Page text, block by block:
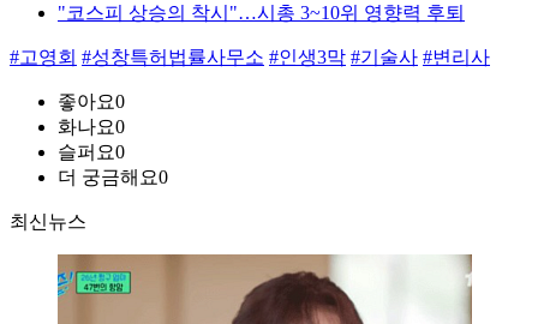
"코스피 상승의 착시"…시총 3~10위 영향력 후퇴
#고영회 #성창특허법률사무소 #인생3막 #기술사 #변리사
좋아요0
화나요0
슬퍼요0
더 궁금해요0
최신뉴스